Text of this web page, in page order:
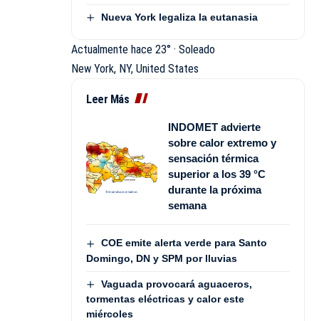
Nueva York legaliza la eutanasia
Actualmente hace 23° · Soleado
New York, NY, United States
Leer Más
INDOMET advierte
sobre calor extremo y
sensación térmica
superior a los 39 °C
durante la próxima
semana
COE emite alerta verde para Santo
Domingo, DN y SPM por lluvias
Vaguada provocará aguaceros,
tormentas eléctricas y calor este
miércoles